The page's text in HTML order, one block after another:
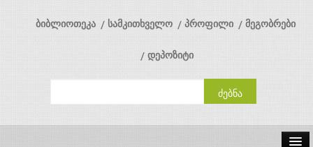
ბიბლიოთეკა სამკითხველო პროფილი მეგობრები
დეპოზიტი